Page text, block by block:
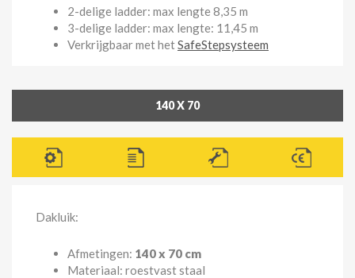
2-delige ladder: max lengte 8,35 m
3-delige ladder: max lengte: 11,45 m
Verkrijgbaar met hetSafeStepsysteem
140 X 70
Dakluik:
Afmetingen: 140 x 70 cm
Materiaal: roestvast staal